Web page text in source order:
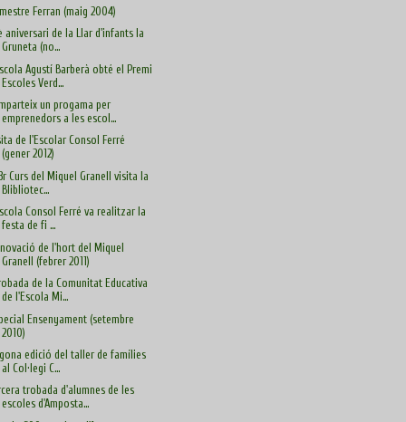
Ferran (maig 2004)
aniversari de la Llar d'infants la
Gruneta (no...
Agustí Barberà obté el Premi
Escoles Verd...
un progama per
emprenedors a les escol...
de l'Escolar Consol Ferré
(gener 2012)
Curs del Miquel Granell visita la
Blibliotec...
Consol Ferré va realitzar la
festa de fi ...
de l'hort del Miquel
Granell (febrer 2011)
de la Comunitat Educativa
de l'Escola Mi...
Ensenyament (setembre
2010)
edició del taller de famílies
al Col·legi C...
trobada d'alumnes de les
escoles d'Amposta...